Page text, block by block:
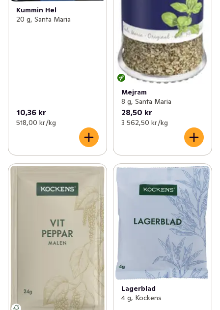
Kummin Hel
20 g, Santa Maria
10,36 kr
518,00 kr /kg
Mejram
8 g, Santa Maria
28,50 kr
3 562,50 kr /kg
Lagerblad
4 g, Kockens